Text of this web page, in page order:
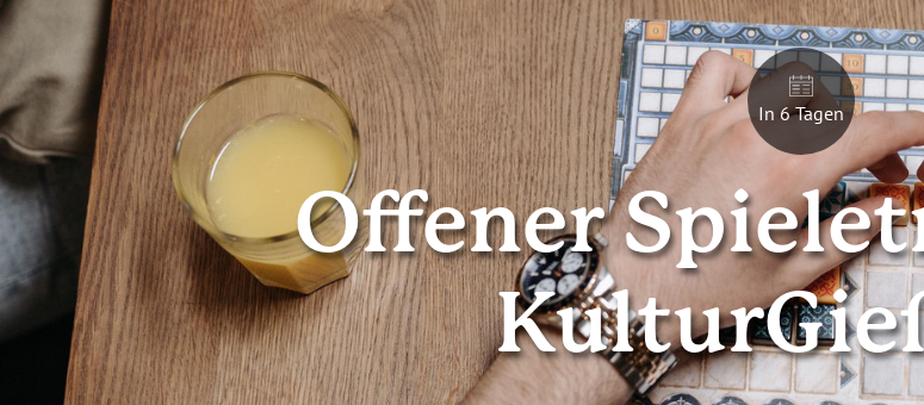
In 6 Tagen
Offener